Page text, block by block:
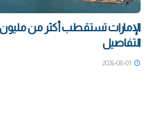
الإمارات تستقطب أكثر من
التفاصيل